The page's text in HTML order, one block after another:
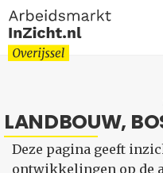
LANDBOUW,
Deze pagina geeft
ontwikkelingen op de